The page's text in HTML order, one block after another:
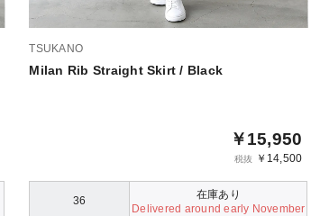
TSUKANO
Milan Rib Straight Skirt / Black
￥15,950
税抜 ￥14,500
36
在庫あり
Delivered around early November